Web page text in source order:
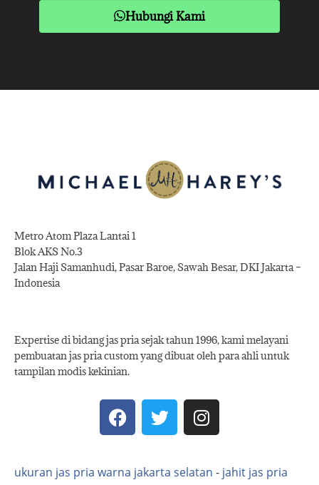
Hubungi Kami
Metro Atom Plaza Lantai 1
Blok AKS No.3
Jalan Haji Samanhudi, Pasar Baroe, Sawah Besar, DKI Jakarta –
Indonesia
Expertise di bidang jas pria sejak tahun 1996, kami melayani
pembuatan jas pria custom yang dibuat oleh para ahli untuk
tampilan modis kekinian.
ukuran jas pria warna jakarta selatan - jahit jas pria